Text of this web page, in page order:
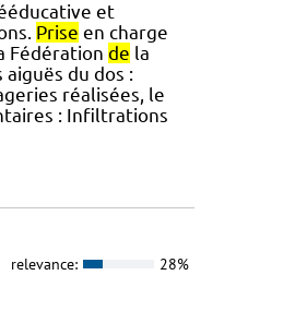
et
Prise en charge
Fédération de la
du dos :
réalisées, le
: Infiltrations
relevance: 28%